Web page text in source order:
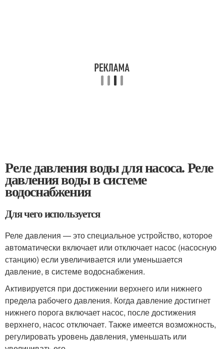
Реле давления воды для насоса. Реле
давления воды в системе
водоснабжения
Для чего используется
Реле давления — это специальное устройство, которое
автоматически включает или отключает насос (насосную
станцию) если увеличивается или уменьшается
давление, в системе водоснабжения.
Активируется при достижении верхнего или нижнего
предела рабочего давления. Когда давление достигнет
нижнего порога включает насос, после достижения
верхнего, насос отключает. Также имеется возможность,
регулировать уровень давления, уменьшать или